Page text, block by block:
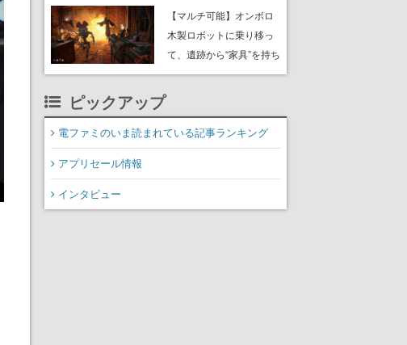
や大きな貝も
【マルチ可能】オンボロ
木製ロボットに乗り移っ
て、遺跡から“家具”を持ち
帰るホラーアクションゲ
売。迫る“腐敗”から逃げ延
び、持ち帰った家具で基
ピックアップ
電ファミのいま読まれている記事ランキング
アプリセール情報
インタビュー